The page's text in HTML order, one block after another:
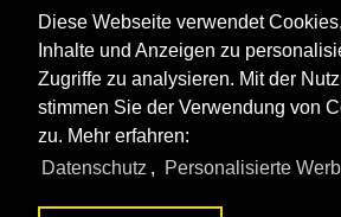
Diese Webseite verwendet
Inhalte und Anzeigen zu
Zugriffe zu analysieren. Mit der
stimmen Sie der Verwendung von
zu. Mehr erfahren:
Datenschutz , Personalisierte